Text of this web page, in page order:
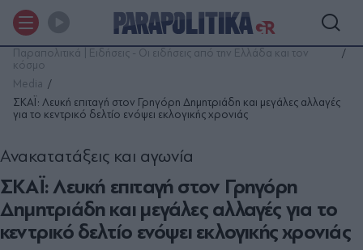
Παραπολιτικά | Ειδήσεις - Οι ειδήσεις από την Ελλάδα και τον
κόσμο
Media
ΣΚΑΪ: Λευκή επιταγή στον Γρηγόρη Δημητριάδη και μεγάλες αλλαγές
για το κεντρικό δελτίο ενόψει εκλογικής χρονιάς
ΣΚΑΪ: Λευκή επιταγή στον Γρηγόρη
Δημητριάδη και μεγάλες αλλαγές για το
κεντρικό δελτίο ενόψει εκλογικής χρονιάς
Ανακατατάξεις και αγωνία